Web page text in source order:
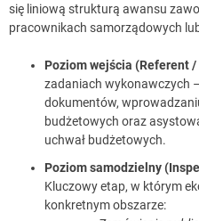
się liniową strukturą awansu
pracownikach samorządowych
Poziom wejścia (Referent
zadaniach wykonawczych
dokumentów,
budżetowych oraz
uchwał budżetowych.
Poziom samodzielny
Kluczowy etap, w którym
konkretnym obszarze: